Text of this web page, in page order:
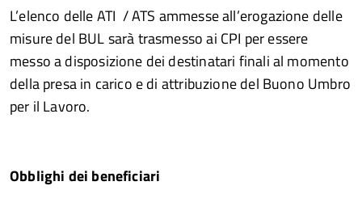
L’elenco delle ATI / ATS ammesse all’erogazione delle
misure del BUL sarà trasmesso ai CPI per essere
messo a disposizione dei destinatari finali al momento
della presa in carico e di attribuzione del Buono Umbro
per il Lavoro.
Obblighi dei beneficiari